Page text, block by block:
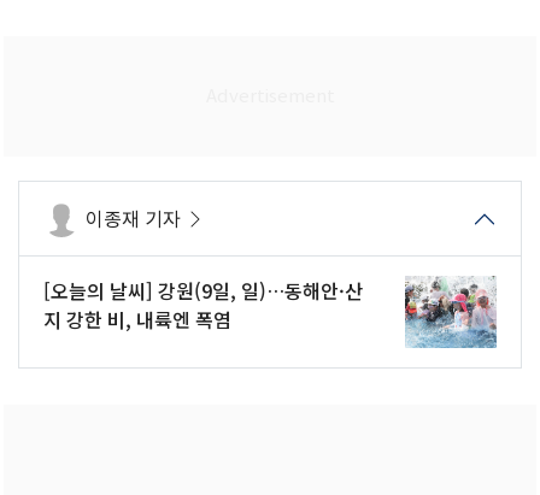
이종재 기자
[오늘의 날씨] 강원(9일, 일)…동해안·산
지 강한 비, 내륙엔 폭염